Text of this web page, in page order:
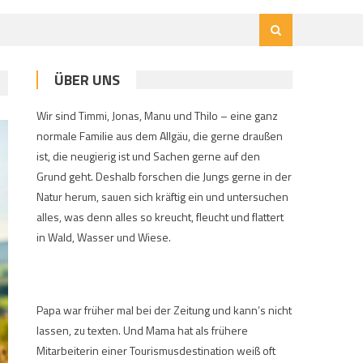
ÜBER UNS
Wir sind Timmi, Jonas, Manu und Thilo – eine ganz
normale Familie aus dem Allgäu, die gerne draußen
ist, die neugierig ist und Sachen gerne auf den
Grund geht. Deshalb forschen die Jungs gerne in der
Natur herum, sauen sich kräftig ein und untersuchen
alles, was denn alles so kreucht, fleucht und flattert
in Wald, Wasser und Wiese.
Papa war früher mal bei der Zeitung und kann’s nicht
lassen, zu texten. Und Mama hat als frühere
Mitarbeiterin einer Tourismusdestination weiß oft